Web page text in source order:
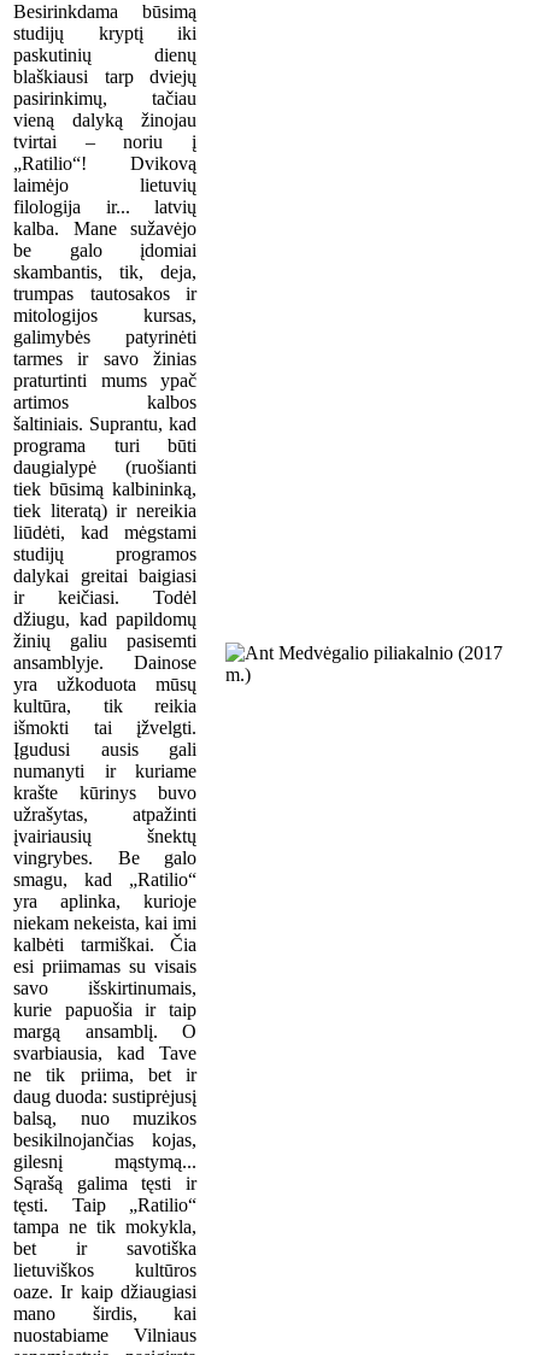
Besirinkdama būsimą
studijų kryptį iki
paskutinių dienų
blaškiausi tarp dviejų
pasirinkimų, tačiau
vieną dalyką žinojau
tvirtai – noriu į
„Ratilio“! Dvikovą
laimėjo lietuvių
filologija ir... latvių
kalba. Mane sužavėjo
be galo įdomiai
skambantis, tik, deja,
trumpas tautosakos ir
mitologijos kursas,
galimybės patyrinėti
tarmes ir savo žinias
praturtinti mums ypač
artimos kalbos
šaltiniais. Suprantu, kad
programa turi būti
daugialypė (ruošianti
tiek būsimą kalbininką,
tiek literatą) ir nereikia
liūdėti, kad mėgstami
studijų programos
dalykai greitai baigiasi
ir keičiasi. Todėl
džiugu, kad papildomų
žinių galiu pasisemti
ansamblyje. Dainose
yra užkoduota mūsų
kultūra, tik reikia
išmokti tai įžvelgti.
Įgudusi ausis gali
numanyti ir kuriame
krašte kūrinys buvo
užrašytas, atpažinti
įvairiausių šnektų
vingrybes. Be galo
smagu, kad „Ratilio“
yra aplinka, kurioje
niekam nekeista, kai imi
kalbėti tarmiškai. Čia
esi priimamas su visais
savo išskirtinumais,
kurie papuošia ir taip
margą ansamblį. O
svarbiausia, kad Tave
ne tik priima, bet ir
daug duoda: sustiprėjusį
balsą, nuo muzikos
besikilnojančias kojas,
gilesnį mąstymą...
Sąrašą galima tęsti ir
tęsti. Taip „Ratilio“
tampa ne tik mokykla,
bet ir savotiška
lietuviškos kultūros
oaze. Ir kaip džiaugiasi
mano širdis, kai
nuostabiame Vilniaus